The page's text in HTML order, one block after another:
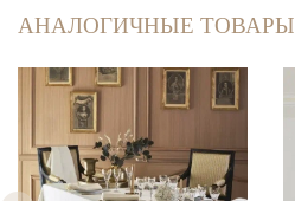
АНАЛОГИЧНЫЕ ТОВАРЫ